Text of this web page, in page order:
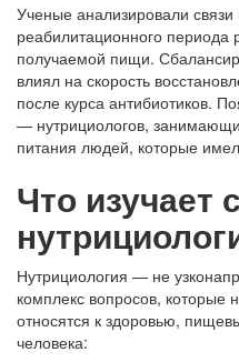
Ученые анализировали
реабилитационного периода
получаемой пищи.
влиял на скорость
после курса антибиотиков.
— нутрициологов,
питания людей, которые
Что изучает
Нутрициология — не
комплекс вопросов, которые
относятся к здоровью,
человека: